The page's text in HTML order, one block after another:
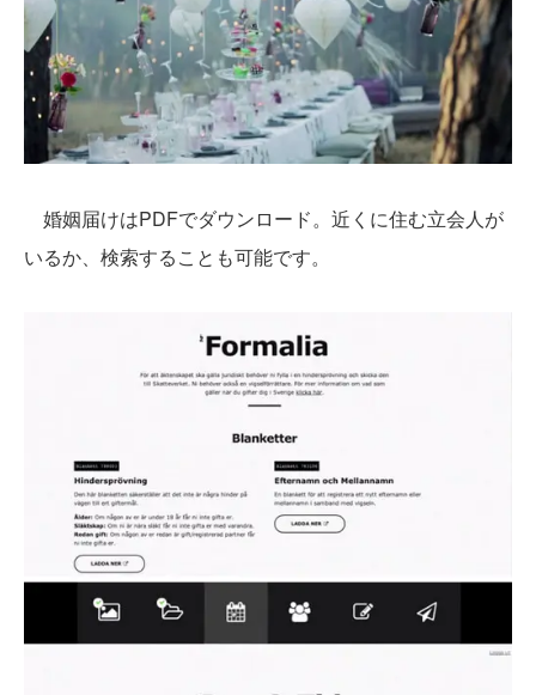
婚姻届けはPDFでダウンロード。近くに住む立会人が
いるか、検索することも可能です。